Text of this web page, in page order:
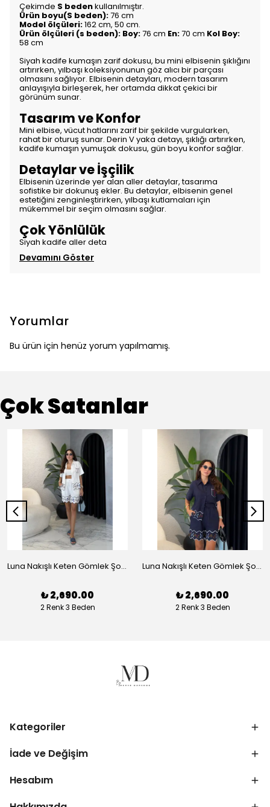
Çekimde S bedenkullanılmıştır.
Ürün boyu(S beden):76 cm
Model ölçüleri:162 cm, 50 cm.
Ürün ölçüleri (s beden): Boy:76 cm En:70 cm Kol Boy:
58 cm
Siyah kadife kumaşın zarif dokusu, bu mini elbisenin şıklığını
artırırken, yılbaşı koleksiyonunun göz alıcı bir parçası
olmasını sağlıyor. Elbisenin detayları, modern tasarım
anlayışıyla birleşerek, her ortamda dikkat çekici bir
görünüm sunar.
Tasarım ve Konfor
Mini elbise, vücut hatlarını zarif bir şekilde vurgularken,
rahat bir oturuş sunar. Derin V yaka detayı, şıklığı artırırken,
kadife kumaşın yumuşak dokusu, gün boyu konfor sağlar.
Detaylar ve İşçilik
Elbisenin üzerinde yer alan aller detaylar, tasarıma
sofistike bir dokunuş ekler. Bu detaylar, elbisenin genel
estetiğini zenginleştirirken, yılbaşı kutlamaları için
mükemmel bir seçim olmasını sağlar.
Çok Yönlülük
Siyah kadife aller deta
Devamını Göster
Yorumlar
Bu ürün için henüz yorum yapılmamış.
Çok Satanlar
Luna Nakışlı Keten Gömlek Şort Takım - Beyaz
₺ 2,690.00
2 Renk 3 Beden
Luna Nakışlı Keten Gömlek Şort Takım - Lacivert
₺ 2,690.00
2 Renk 3 Beden
Kategoriler
İade ve Değişim
Hesabım